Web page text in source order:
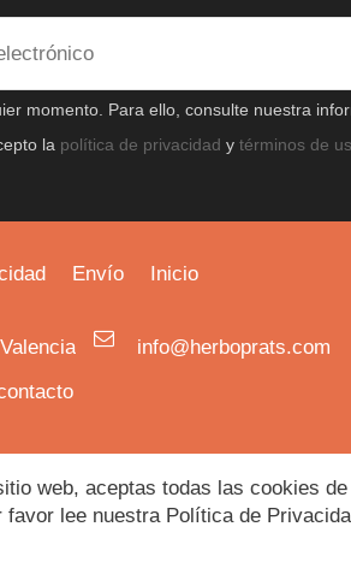
momento. Para ello, consulte nuestra
la política de privacidad y términos de
Envío Inicio
info@herboprats.com
web, aceptas todas las cookies
lee nuestra Política de